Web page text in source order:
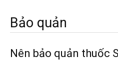
Bảo quản
Nên bảo quản thuốc